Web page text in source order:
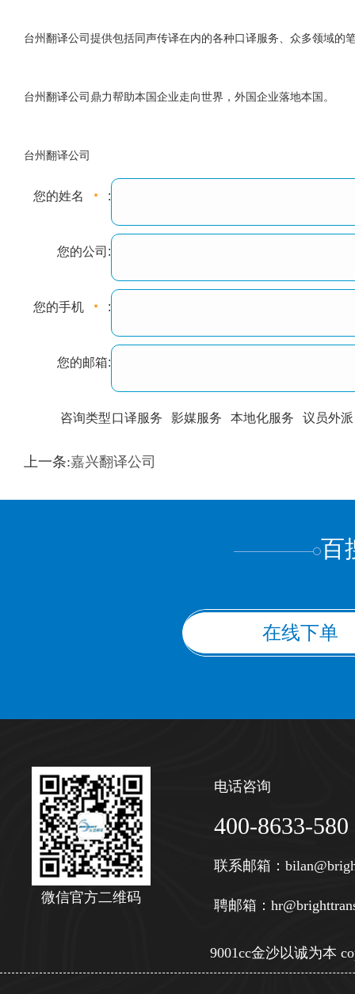
台州翻译公司提供包括同声传译在内的各种口译服务、众多领域
台州翻译公司鼎力帮助本国企业走向世界，外国企业落地本国。
台州翻译公司
您的姓名 :
您的公司:
您的手机 :
您的邮箱:
咨询类型口译服务 影媒服务 本地化服务 议员外派
训翻译
上一条:嘉兴翻译公司
百
在线下单
微信官方二维码
电话咨询
400-8633-580
联系邮箱：
聘邮箱：
9001cc金沙以诚为本